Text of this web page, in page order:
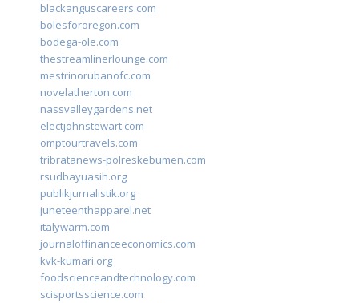
blackanguscareers.com
bolesfororegon.com
bodega-ole.com
thestreamlinerlounge.com
mestrinorubanofc.com
novelatherton.com
nassvalleygardens.net
electjohnstewart.com
omptourtravels.com
tribratanews-polreskebumen.com
rsudbayuasih.org
publikjurnalistik.org
juneteenthapparel.net
italywarm.com
journaloffinanceeconomics.com
kvk-kumari.org
foodscienceandtechnology.com
scisportsscience.com